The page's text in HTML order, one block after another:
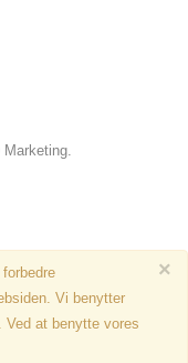
×
Vi benytter
Ved at benytte vores